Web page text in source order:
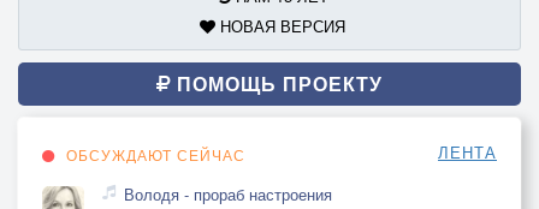
НОВАЯ ВЕРСИЯ
ПОМОЩЬ ПРОЕКТУ
ОБСУЖДАЮТ СЕЙЧАС ЛЕНТА
Володя - прораб настроения